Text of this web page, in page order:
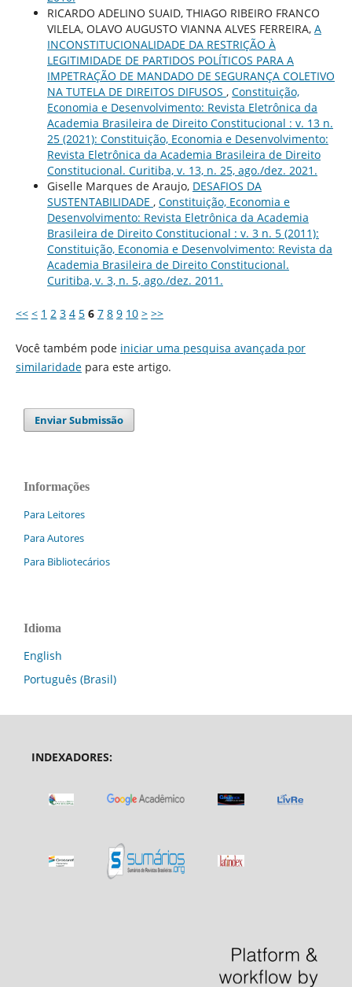
RICARDO ADELINO SUAID, THIAGO RIBEIRO FRANCO
VILELA, OLAVO AUGUSTO VIANNA ALVES FERREIRA, A
INCONSTITUCIONALIDADE DA RESTRIÇÃO À
LEGITIMIDADE DE PARTIDOS POLÍTICOS PARA A
IMPETRAÇÃO DE MANDADO DE SEGURANÇA COLETIVO
NA TUTELA DE DIREITOS DIFUSOS , Constituição,
Economia e Desenvolvimento: Revista Eletrônica da
Academia Brasileira de Direito Constitucional : v. 13 n.
25 (2021): Constituição, Economia e Desenvolvimento:
Revista Eletrônica da Academia Brasileira de Direito
Constitucional. Curitiba, v. 13, n. 25, ago./dez. 2021.
Giselle Marques de Araujo, DESAFIOS DA
SUSTENTABILIDADE , Constituição, Economia e
Desenvolvimento: Revista Eletrônica da Academia
Brasileira de Direito Constitucional : v. 3 n. 5 (2011):
Constituição, Economia e Desenvolvimento: Revista da
Academia Brasileira de Direito Constitucional.
Curitiba, v. 3, n. 5, ago./dez. 2011.
<< < 1 2 3 4 5 6 7 8 9 10 > >>
Você também pode iniciar uma pesquisa avançada por
similaridadepara este artigo.
Enviar Submissão
Informações
Para Leitores
Para Autores
Para Bibliotecários
Idioma
English
Português (Brasil)
INDEXADORES: